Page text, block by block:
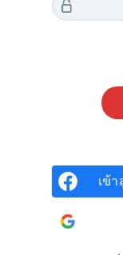
เข้
HELP &
แจ้งชำระเงิน